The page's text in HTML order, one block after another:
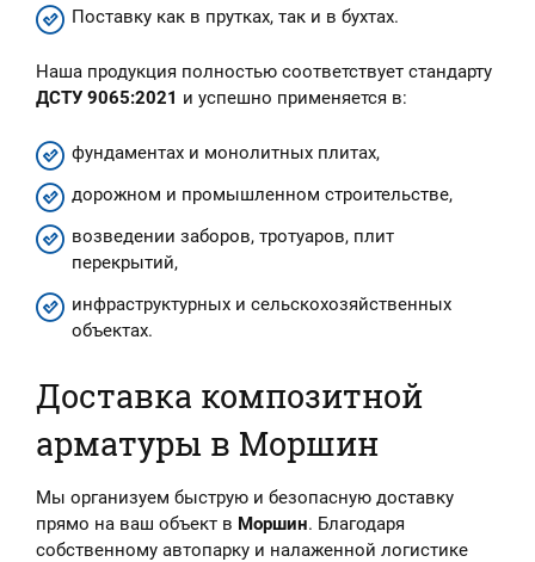
Поставку как в прутках, так и в бухтах.
Наша продукция полностью соответствует стандарту
ДСТУ 9065:2021 и успешно применяется в:
фундаментах и монолитных плитах,
дорожном и промышленном строительстве,
возведении заборов, тротуаров, плит
перекрытий,
инфраструктурных и сельскохозяйственных
объектах.
Доставка композитной
арматуры в Моршин
Мы организуем быструю и безопасную доставку
прямо на ваш объект в Моршин. Благодаря
собственному автопарку и налаженной логистике